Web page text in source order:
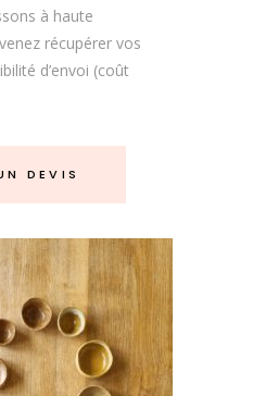
à haute
récupérer vos
d’envoi (coût
DEVIS